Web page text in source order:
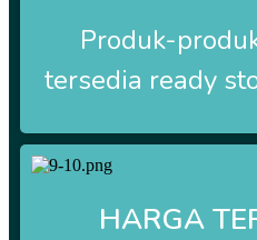
Produk-
tersedia ready
HARGA